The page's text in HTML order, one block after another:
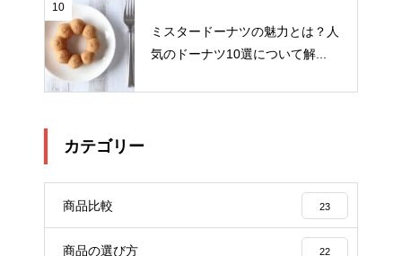
10
ミスタードーナツの魅力とは？人
気のドーナツ10選について解...
カテゴリー
商品比較 23
商品の選び方 22